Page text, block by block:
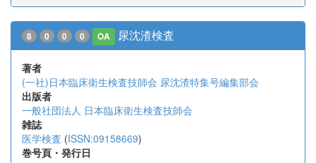
8 0 0 0 OA 尿沈渣検査
著者
(一社)日本臨床衛生検査技師会 尿沈渣特集号編集部会
出版者
一般社団法人 日本臨床衛生検査技師会
雑誌
医学検査 (ISSN:09158669)
巻号頁・発行日